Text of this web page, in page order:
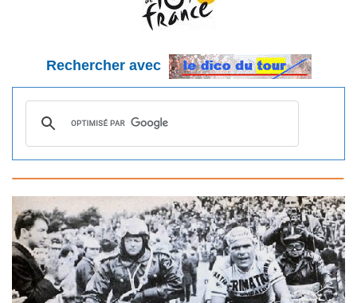
Rechercher avec